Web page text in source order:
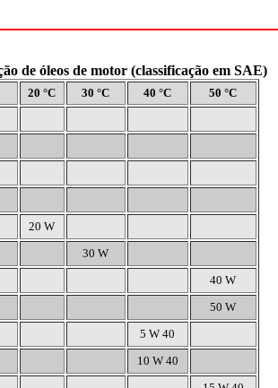
de óleos de motor (classificação em SAE)
20 °C 30 °C 40 °C
50 °C
20 W
30 W
40 W
50 W
5 W 40
10 W 40